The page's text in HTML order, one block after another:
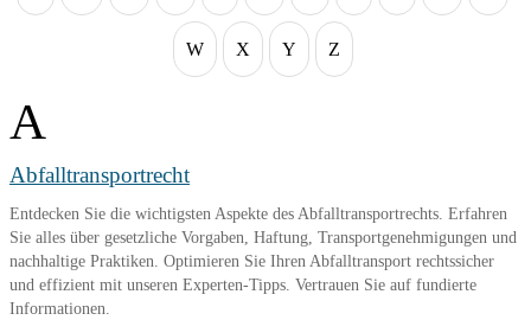
W X Y Z
A
Abfalltransportrecht
Entdecken Sie die wichtigsten Aspekte des Abfalltransportrechts. Erfahren
Sie alles über gesetzliche Vorgaben, Haftung, Transportgenehmigungen und
nachhaltige Praktiken. Optimieren Sie Ihren Abfalltransport rechtssicher
und effizient mit unseren Experten-Tipps. Vertrauen Sie auf fundierte
Informationen.